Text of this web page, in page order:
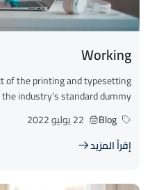
Working
of the printing and typesetting
industry’s standard dummy...
Blog
22 يوليو 2022
إقرأ المزيد